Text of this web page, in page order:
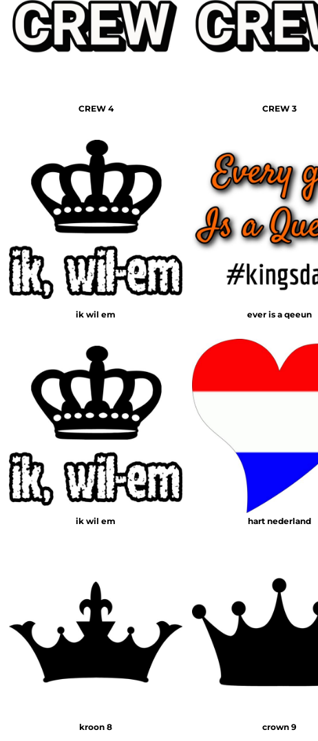
CREW 4 CREW 3
ik wil em ever is a qeeun
ik wil em hart nederland
kroon 8 crown 9